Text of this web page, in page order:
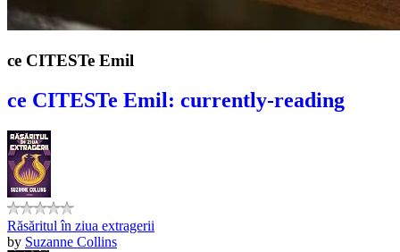
ce CITESTe Emil
ce CITESTe Emil: currently-reading
Răsăritul în ziua extragerii
by Suzanne Collins